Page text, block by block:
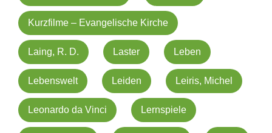
Kurzfilme – Evangelische Kirche
Laing, R. D. Laster Leben
Lebenswelt Leiden Leiris, Michel
Leonardo da Vinci Lernspiele